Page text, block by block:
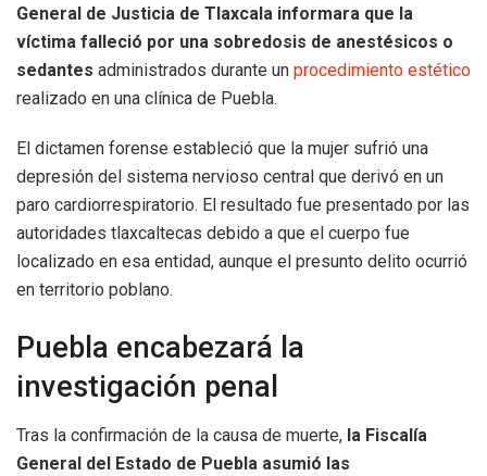
General de Justicia de Tlaxcala informara que la
víctima falleció por una sobredosis de anestésicos o
sedantes administrados durante un procedimiento estético
realizado en una clínica de Puebla.
El dictamen forense estableció que la mujer sufrió una
depresión del sistema nervioso central que derivó en un
paro cardiorrespiratorio. El resultado fue presentado por las
autoridades tlaxcaltecas debido a que el cuerpo fue
localizado en esa entidad, aunque el presunto delito ocurrió
en territorio poblano.
Puebla encabezará la
investigación penal
Tras la confirmación de la causa de muerte, la Fiscalía
General del Estado de Puebla asumió las